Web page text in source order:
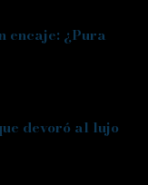
encaje: ¿Pura
devoró al lujo